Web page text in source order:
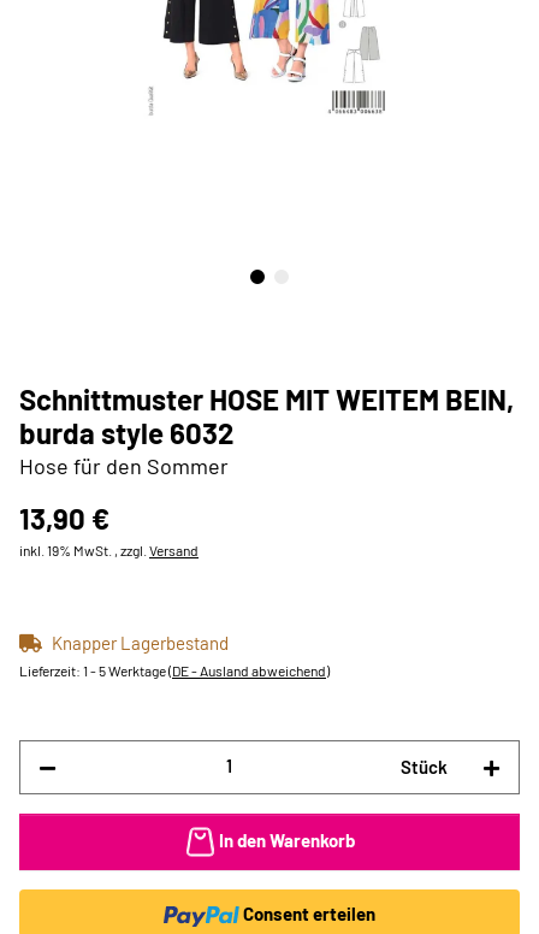
Schnittmuster HOSE MIT WEITEM BEIN,
burda style 6032
Hose für den Sommer
13,90 €
inkl. 19% MwSt. , zzgl. Versand
Knapper Lagerbestand
Lieferzeit: 1 - 5 Werktage(DE - Ausland abweichend)
Stück
In den Warenkorb
Consent erteilen